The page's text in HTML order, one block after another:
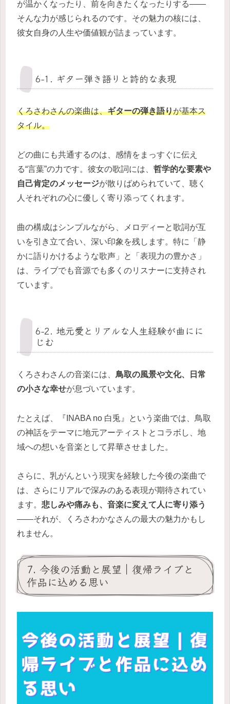
が温かくなったり、前を向きたくなったりする——
そんな力が感じられるのです。その魅力の核には、
彼女自身の人生や価値観が詰まっています。
6-1. ギター弾き語りと詩的な表現
くろさわさんの楽曲は、ギターの弾き語りが基本ス
タイル。
どの曲にも共通するのは、感情をまっすぐに伝え
る“言葉”の力です。彼女の歌詞には、 哲学的な要素や
自己肯定のメッセージが散りばめられていて、聴く
人それぞれの心に優しく寄り添ってくれます。
曲の構成はシンプルながら、メロディーと歌詞が互
いを引き立て合い、深い印象を残します。特に「静
かに語りかけるような歌声」と「表現力の豊かさ」
は、ライブでも音源でも多くのリスナーに支持され
ています。
6-2. 地元愛とリアルな人生経験が曲にに
じむ
くろさわさんの音楽には、 鳥取の風景や文化、日常
の小さな幸せが息づいています。
たとえば、『INABA no 白兎』という楽曲では、鳥取
の神話をテーマに地元アーティストとコラボし、地
域への想いを音楽として昇華させました。
さらに、乳がんという現実を経験した今後の楽曲で
は、さらにリアルで深みのある表現が期待されてい
ます。 悲しみや痛みも、音楽に変えて人に寄り添う
——それが、くろさわかなさんの最大の魅力かもし
れません。
7. 今後の活動と展望｜復帰ライブと
作品に込める思い